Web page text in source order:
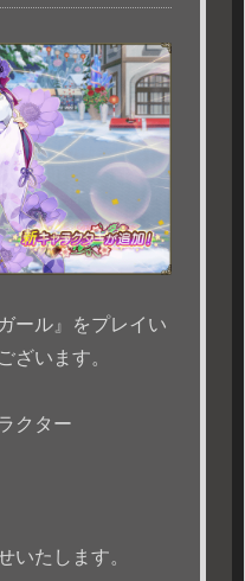
ール』をプレイい
ざいます。
クター
いたします。